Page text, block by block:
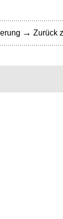
→ Zurück